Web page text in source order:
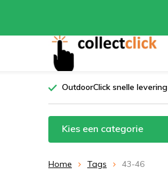
OutdoorClick snelle levering
Kies een categorie
Home Tags 43-46